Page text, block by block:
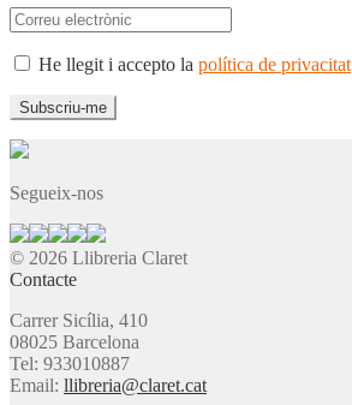
He llegit i accepto la política de privacitat
Segueix-nos
© 2026 Llibreria Claret
Contacte
Carrer Sicília, 410
08025 Barcelona
Tel: 933010887
Email: llibreria@claret.cat